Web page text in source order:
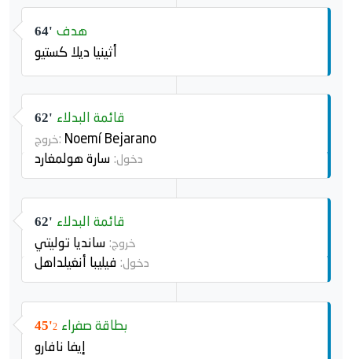
64' هدف
أثينيا ديلا كستيو
62' قائمة البدلاء
خروج: Noemí Bejarano
دخول: سارة هولمغارد
62' قائمة البدلاء
خروج: سانديا توليتي
دخول: فيليبا أنغيلداهل
45'2 بطاقة صفراء
إيفا نافارو